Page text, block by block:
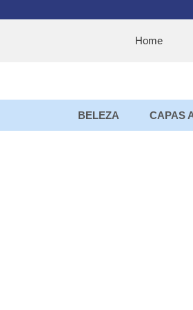
Home
BELEZA CAPAS